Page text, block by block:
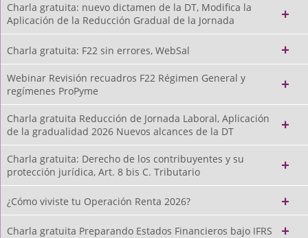
Charla gratuita: nuevo dictamen de la DT, Modifica la
Aplicación de la Reducción Gradual de la Jornada
Charla gratuita: F22 sin errores, WebSal
Webinar Revisión recuadros F22 Régimen General y
regímenes ProPyme
Charla gratuita Reducción de Jornada Laboral, Aplicación
de la gradualidad 2026 Nuevos alcances de la DT
Charla gratuita: Derecho de los contribuyentes y su
protección jurídica, Art. 8 bis C. Tributario
¿Cómo viviste tu Operación Renta 2026?
Charla gratuita Preparando Estados Financieros bajo IFRS